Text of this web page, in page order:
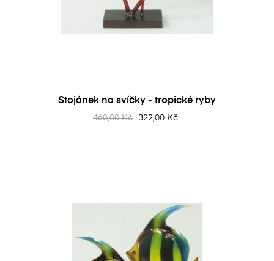
Stojánek na svíčky - tropické ryby
460,00 Kč 322,00 Kč